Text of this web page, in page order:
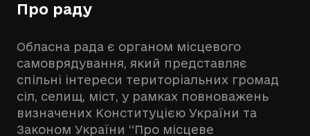
Про раду
Обласна рада є органом місцевого
самоврядування, який представляє
спільні інтереси територіальних громад
сіл, селищ, міст, у рамках повноважень
визначених Конституцією України та
Законом України “Про місцеве